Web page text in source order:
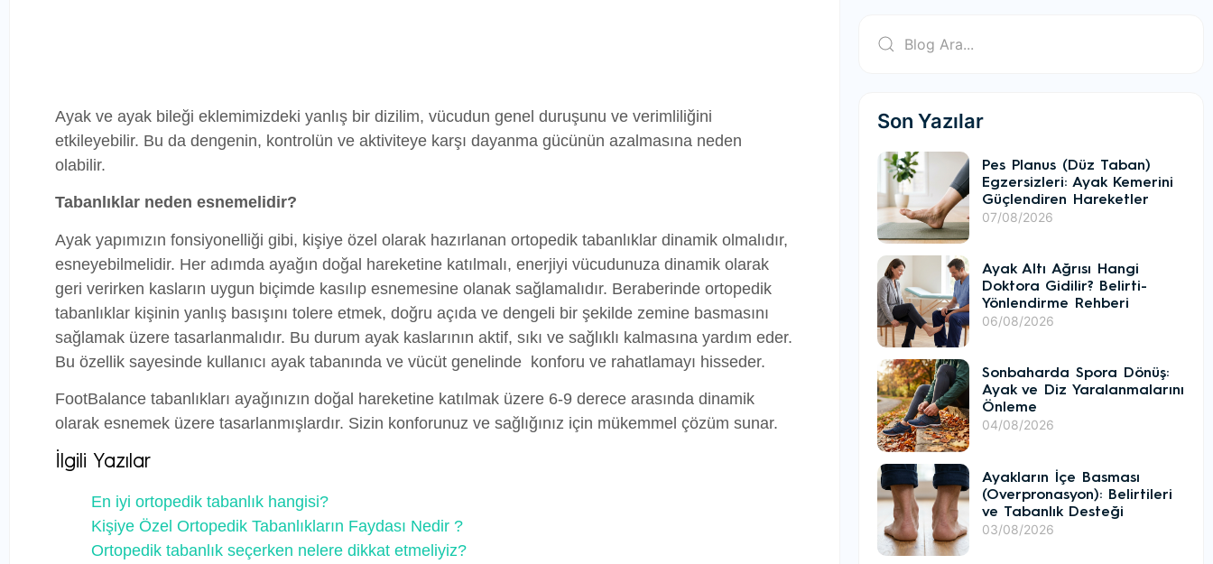
Ayak ve ayak bileği eklemimizdeki yanlış bir dizilim, vücudun genel duruşunu ve verimliliğini
etkileyebilir. Bu da dengenin, kontrolün ve aktiviteye karşı dayanma gücünün azalmasına neden
olabilir.
Tabanlıklar neden esnemelidir?
Ayak yapımızın fonsiyonelliği gibi, kişiye özel olarak hazırlanan ortopedik tabanlıklar dinamik olmalıdır,
esneyebilmelidir. Her adımda ayağın doğal hareketine katılmalı, enerjiyi vücudunuza dinamik olarak
geri verirken kasların uygun biçimde kasılıp esnemesine olanak sağlamalıdır. Beraberinde ortopedik
tabanlıklar kişinin yanlış basışını tolere etmek, doğru açıda ve dengeli bir şekilde zemine basmasını
sağlamak üzere tasarlanmalıdır. Bu durum ayak kaslarının aktif, sıkı ve sağlıklı kalmasına yardım eder.
Bu özellik sayesinde kullanıcı ayak tabanında ve vücüt genelinde konforu ve rahatlamayı hisseder.
FootBalance tabanlıkları ayağınızın doğal hareketine katılmak üzere 6-9 derece arasında dinamik
olarak esnemek üzere tasarlanmışlardır. Sizin konforunuz ve sağlığınız için mükemmel çözüm sunar.
İlgili Yazılar
En iyi ortopedik tabanlık hangisi?
Kişiye Özel Ortopedik Tabanlıkların Faydası Nedir ?
Ortopedik tabanlık seçerken nelere dikkat etmeliyiz?
blank
Son Yazılar
Pes Planus (Düz Taban)
Egzersizleri: Ayak Kemerini
Güçlendiren Hareketler
07/08/2026
Ayak Altı Ağrısı Hangi
Doktora Gidilir? Belirti-
Yönlendirme Rehberi
06/08/2026
Sonbaharda Spora Dönüş:
Ayak ve Diz Yaralanmalarını
Önleme
04/08/2026
Ayakların İçe Basması
(Overpronasyon): Belirtileri
ve Tabanlık Desteği
03/08/2026